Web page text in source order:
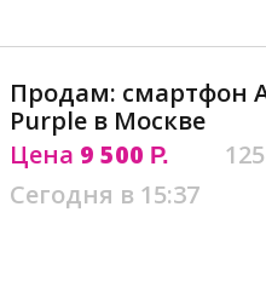
Продам: смартфон
Purple в Москве
Цена 9 500 Р.
Сегодня в 15:37